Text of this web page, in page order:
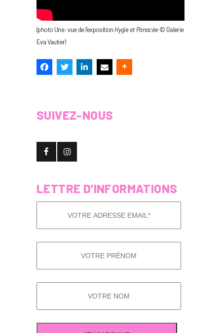
(photo Une : vue de l’exposition Hygie et Panacée© Galerie
Eva Vautier)
SUIVEZ-NOUS
LETTRE D’INFORMATIONS